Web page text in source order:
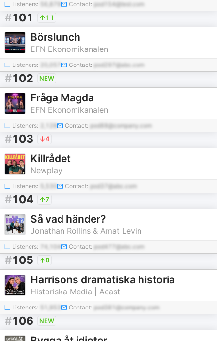
Listeners: Contact: pod154@test.com
#101 11
Börslunch
EFN Ekonomikanalen
Listeners: Contact: pod297@abc.com
#102 NEW
Fråga Magda
EFN Ekonomikanalen
Listeners: Contact: pod88@company.com
#103 4
Killrådet
Newplay
Listeners: Contact: pod37@abc.com
#104 7
Så vad händer?
Jonathan Rollins & Amat Levin
Listeners: 74,104 Contact: pod477@abc.com
#105 8
Harrisons dramatiska historia
Historiska Media | Acast
Listeners: Contact: pod381@company.com
#106 NEW